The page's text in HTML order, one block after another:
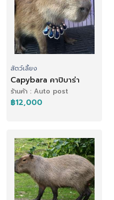
สัตว์เลี้ยง
Capybara คาปิบาร่า
ร้านค้า : Auto post
฿12,000